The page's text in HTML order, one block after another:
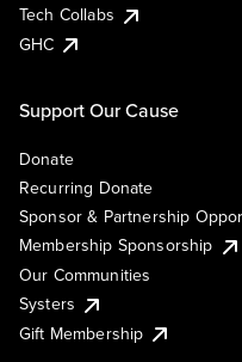
Tech Collabs
GHC
Support Our Cause
Donate
Recurring Donate
Sponsor & Partnership
Membership Sponsorship
Our Communities
Systers
Gift Membership